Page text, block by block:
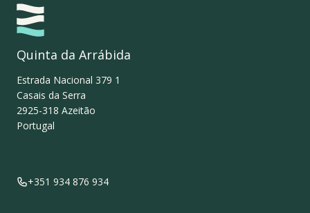
Quinta da Arrábida
Estrada Nacional 379 1
Casais da Serra
2925-318 Azeitão
Portugal
+351 934 876 934